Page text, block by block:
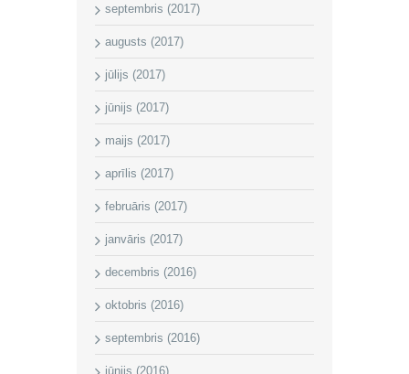
septembris (2017)
augusts (2017)
jūlijs (2017)
jūnijs (2017)
maijs (2017)
aprīlis (2017)
februāris (2017)
janvāris (2017)
decembris (2016)
oktobris (2016)
septembris (2016)
jūnijs (2016)